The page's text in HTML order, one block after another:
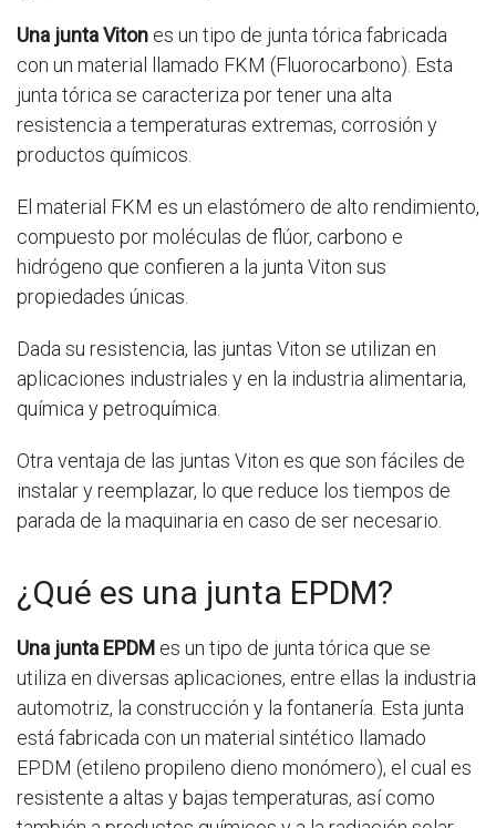
Una junta Viton es un tipo de junta tórica fabricada
con un material llamado FKM (Fluorocarbono). Esta
junta tórica se caracteriza por tener una alta
resistencia a temperaturas extremas, corrosión y
productos químicos.
El material FKM es un elastómero de alto rendimiento,
compuesto por moléculas de flúor, carbono e
hidrógeno que confieren a la junta Viton sus
propiedades únicas.
Dada su resistencia, las juntas Viton se utilizan en
aplicaciones industriales y en la industria alimentaria,
química y petroquímica.
Otra ventaja de las juntas Viton es que son fáciles de
instalar y reemplazar, lo que reduce los tiempos de
parada de la maquinaria en caso de ser necesario.
¿Qué es una junta EPDM?
Una junta EPDM es un tipo de junta tórica que se
utiliza en diversas aplicaciones, entre ellas la industria
automotriz, la construcción y la fontanería. Esta junta
está fabricada con un material sintético llamado
EPDM (etileno propileno dieno monómero), el cual es
resistente a altas y bajas temperaturas, así como